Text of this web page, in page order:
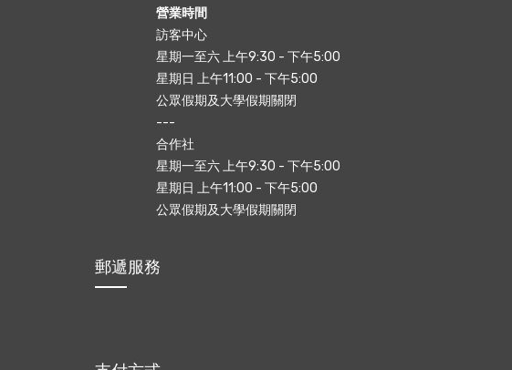
營業時間
訪客中心
星期一至六 上午9:30 - 下午5:00
星期日 上午11:00 - 下午5:00
公眾假期及大學假期關閉
---
合作社
星期一至六 上午9:30 - 下午5:00
星期日 上午11:00 - 下午5:00
公眾假期及大學假期關閉
郵遞服務